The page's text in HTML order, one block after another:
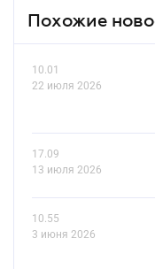
Похожие
10.01
22 июля 2026
17.09
13 июля 2026
10.55
3 июня 2026